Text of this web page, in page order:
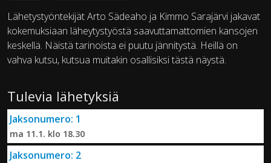
Lähetystyöntekijät Arto Sädeaho ja Kimmo Sarajärvi jakavat
kokemuksiaan läheytystyöstä saavuttamattomien kansojen
keskellä. Näistä tarinoista ei puutu jännitystä. Heillä on
vahva kutsu, kutsua muitakin osallisiksi tästä näystä.
Tulevia lähetyksiä
Jaksonumero: 1
ma 11.1. klo 18.30
Jaksonumero: 2